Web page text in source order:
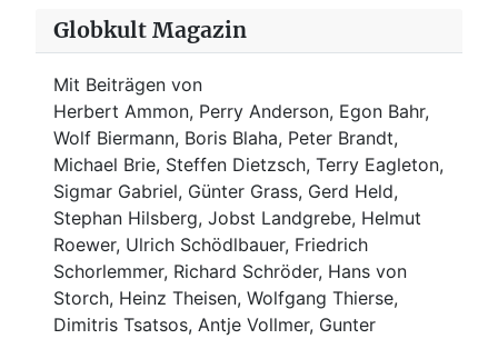
Globkult Magazin
Mit Beiträgen von
Herbert Ammon, Perry Anderson, Egon Bahr,
Wolf Biermann, Boris Blaha, Peter Brandt,
Michael Brie, Steffen Dietzsch, Terry Eagleton,
Sigmar Gabriel, Günter Grass, Gerd Held,
Stephan Hilsberg, Jobst Landgrebe, Helmut
Roewer, Ulrich Schödlbauer, Friedrich
Schorlemmer, Richard Schröder, Hans von
Storch, Heinz Theisen, Wolfgang Thierse,
Dimitris Tsatsos, Antje Vollmer, Gunter